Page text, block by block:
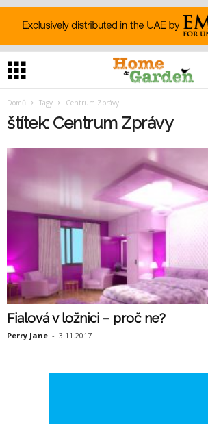
Domů Tagy Centrum Zprávy
štítek: Centrum Zprávy
Fialová v ložnici – proč ne?
Perry Jane - 3.11.2017